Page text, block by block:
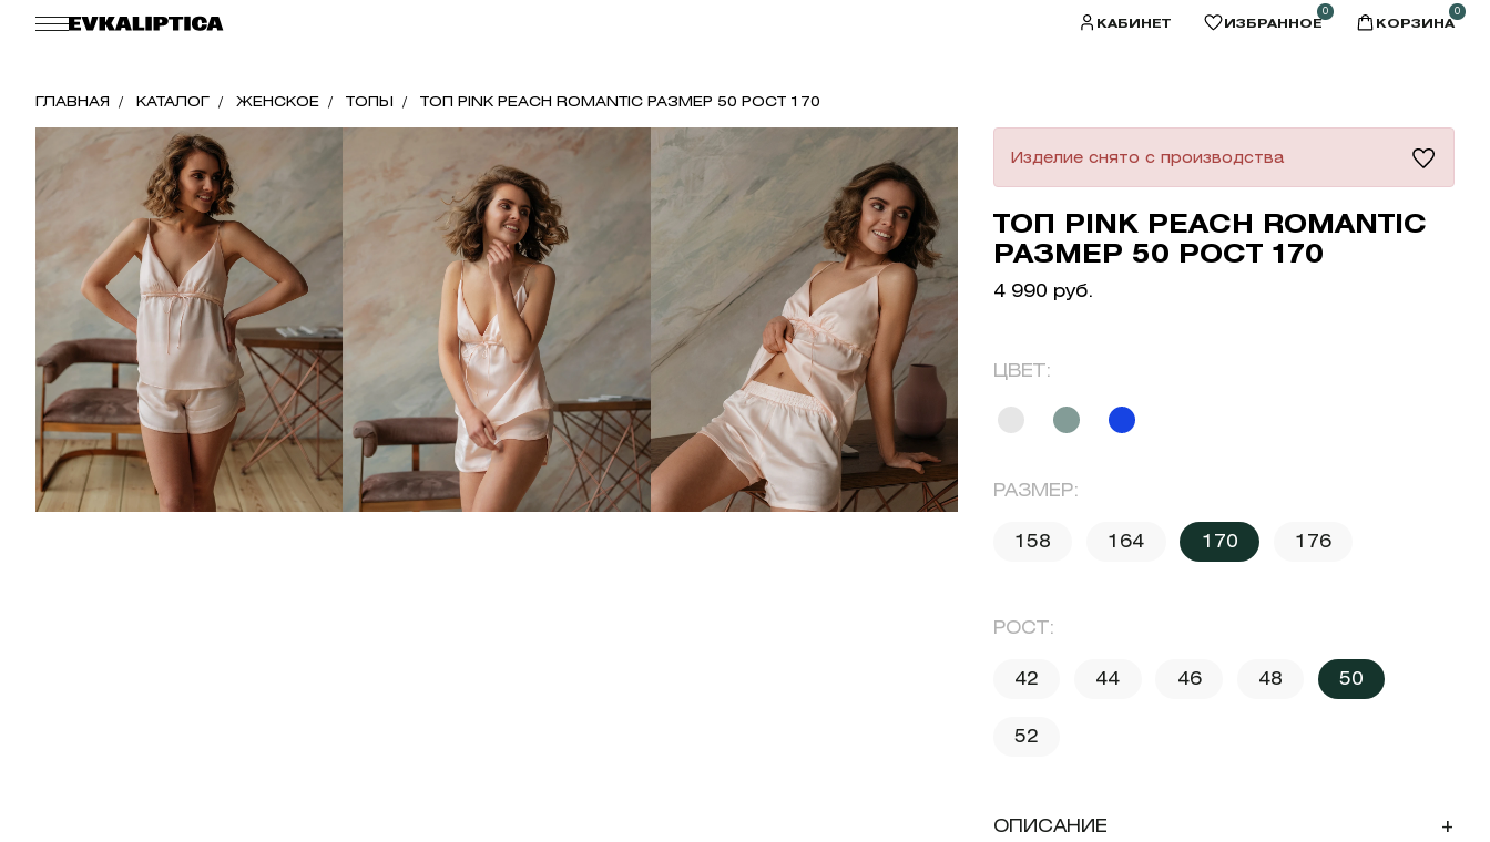
КАБИНЕТ ИЗБРАННОЕ
0
КОРЗИНА
0
ГЛАВНАЯ КАТАЛОГ ЖЕНСКОЕ ТОПЫ ТОП PINK PEACH ROMANTIC РАЗМЕР 50 РОСТ 170
Изделие снято с производства
ТОП PINK PEACH ROMANTIC
РАЗМЕР 50 РОСТ 170
4 990 руб.
ЦВЕТ:
РАЗМЕР:
158 164 170 176
РОСТ:
42 44 46 48 50
52
ОПИСАНИЕ +